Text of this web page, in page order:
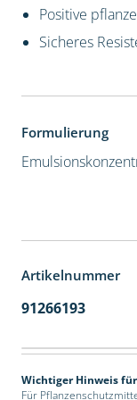
Positive
Sicheres
Formulierung
Artikelnummer
91266193
Wichtiger Hinweis
Für